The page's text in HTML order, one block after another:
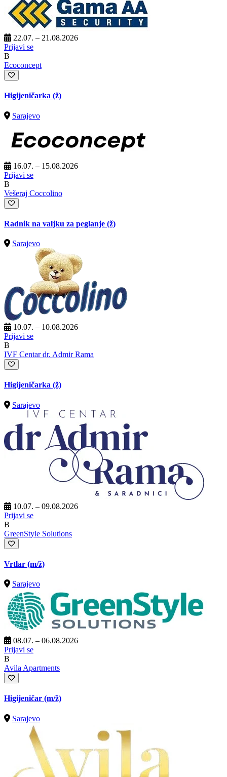
22.07. – 21.08.2026
Prijavi se
B
Ecoconcept
Higijeničarka (ž)
Sarajevo
16.07. – 15.08.2026
Prijavi se
B
Vešeraj Coccolino
Radnik na valjku za peglanje (ž)
Sarajevo
10.07. – 10.08.2026
Prijavi se
B
IVF Centar dr. Admir Rama
Higijeničarka (ž)
Sarajevo
10.07. – 09.08.2026
Prijavi se
B
GreenStyle Solutions
Vrtlar (m/ž)
Sarajevo
08.07. – 06.08.2026
Prijavi se
B
Avila Apartments
Higijeničar (m/ž)
Sarajevo